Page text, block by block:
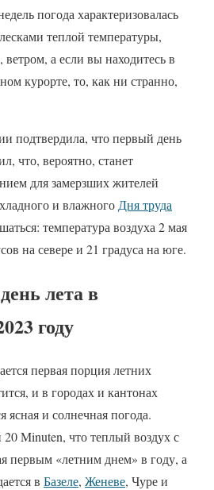
погода характеризовалась
теплой температуры,
а если вы находитесь в
курорте, то, как ни странно,
подтвердила, что первый день
что, вероятно, станет
для замерзших жителей
и влажного Дня труда
температура воздуха 2 мая
на севере и 21 градуса на юге.
лета в
году
первая порция летних
и в городах и кантонах
и солнечная погода.
Minuten, что теплый воздух с
первым «летним днем» в году, а
в Базеле, Женеве, Чуре и